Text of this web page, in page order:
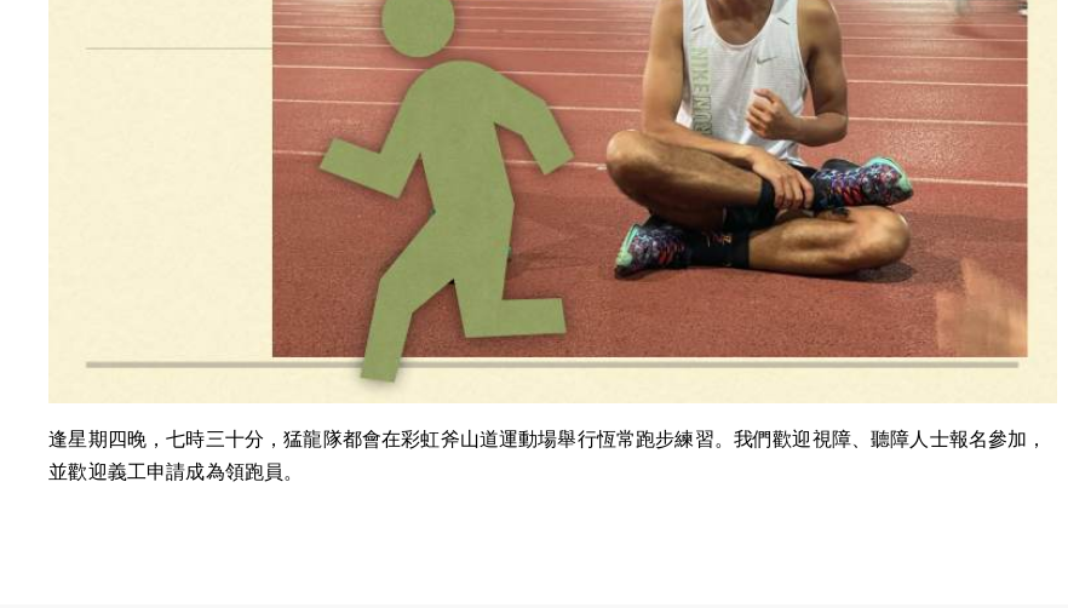
逢星期四晚，七時三十分，猛龍隊都會在彩虹斧山道運動場舉行恆常跑步練習。我們歡迎視障、聽障人士報名參加，
並歡迎義工申請成為領跑員。